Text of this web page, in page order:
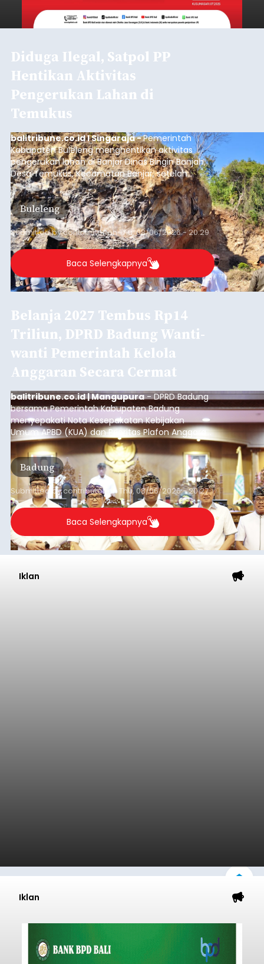
Diduga Ilegal, Satpol PP
Hentikan Aktivitas
Pengerukan Lahan di
Temukus
balitribune.co.id I Singaraja -Pemerintah
Kabupaten Buleleng menghentikan aktivitas
pengerukan lahan di Banjar Dinas Bingin Banjah,
Desa Temukus, Kecamatan Banjar, setelah
ditemukan indikasi kegiatan pengambilan
material yang tidak sesuai dengan peruntukan
kawasan.
Buleleng
Submitted bycontributoronThu, 08/06/2026 - 20:29
Baca Selengkapnya
Belanja 2027 Tembus Rp14
Triliun, DPRD Badung Wanti-
wanti Pemerintah Kelola
Anggaran Secara Cermat
balitribune.co.id | Mangupura- DPRD Badung
bersama Pemerintah Kabupaten Badung
menyepakati Nota Kesepakatan Kebijakan
Umum APBD (KUA) dan Prioritas Plafon Anggaran
Sementara (PPAS) Tahun Anggaran 2027 dalam
rapat paripurna yang digelar di Gedung DPRD
Badung, Kamis (6/8/2026).
Badung
Submitted bycontributor onThu, 08/06/2026 - 20:27
Baca Selengkapnya
Iklan
Iklan